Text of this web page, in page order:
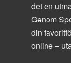
det en
Genom
din
online –